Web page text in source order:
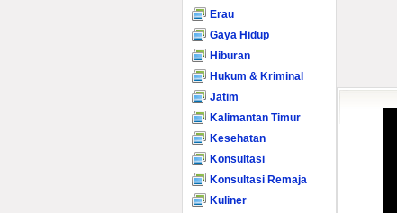
Erau
Gaya Hidup
Hiburan
Hukum & Kriminal
Jatim
Kalimantan Timur
Kesehatan
Konsultasi
Konsultasi Remaja
Kuliner